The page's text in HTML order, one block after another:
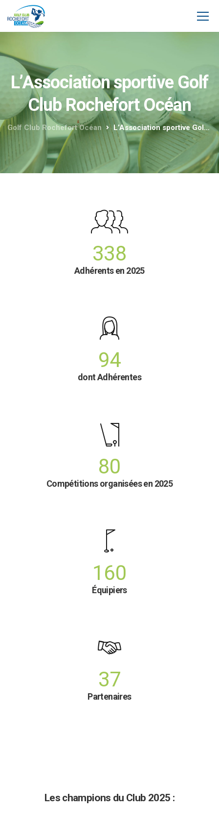
L’Association sportive Golf
Club Rochefort Océan
Golf Club Rochefort Océan L’Association sportive Golf Club Rochefort Océan
338
Adhérents en 2025
94
dont Adhérentes
80
Compétitions organisées en 2025
160
Équipiers
37
Partenaires
Les champions du Club 2025 :